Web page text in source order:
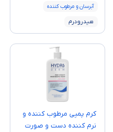
آبرسان و مرطوب کننده
هیدرودرم
کرم پمپی مرطوب کننده و
نرم کننده دست و صورت